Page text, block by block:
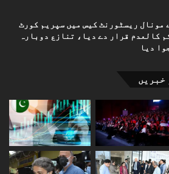
مونال ریسٹورنٹ کیس میں سپریم کورٹ
حکم کالعدم قرار دے دیا، تنازع دوبارہ
دیا
خبریں